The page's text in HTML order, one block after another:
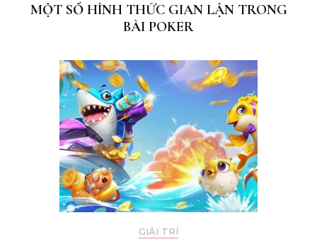
MỘT SỐ HÌNH THỨC GIAN LẬN TRONG
BÀI POKER
GIẢI TRÍ